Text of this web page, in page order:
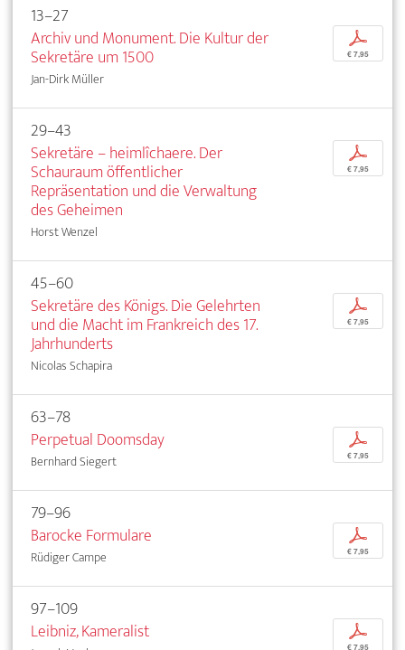
13–27
Archiv und Monument. Die Kultur der
Sekretäre um 1500
Jan-Dirk Müller
p
€ 7,95
29–43
Sekretäre – heimlîchaere. Der
Schauraum öffentlicher
Repräsentation und die Verwaltung
des Geheimen
Horst Wenzel
p
€ 7,95
45–60
Sekretäre des Königs. Die Gelehrten
und die Macht im Frankreich des 17.
Jahrhunderts
Nicolas Schapira
p
€ 7,95
63–78
Perpetual Doomsday
Bernhard Siegert
p
€ 7,95
79–96
Barocke Formulare
Rüdiger Campe
p
€ 7,95
97–109
Leibniz, Kameralist
p
€ 7,95